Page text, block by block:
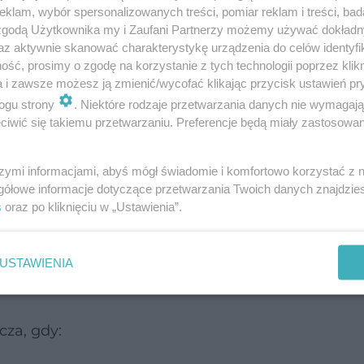
brzucha
pełen zakres ruchu. Trening i ćwiczenia
regularnym rozluźnianiu mięśni,
to zdrowy mięsień, zatem powinniśmy
kilka ćwiczeń rozluźniających i doprowadzić
gdy:
wybór spersonalizowanych treści, pomiar reklam i treści,
Użytkownika my i Zaufani Partnerzy możemy używać
aktywnie skanować charakterystykę urządzenia do celów
prosimy o zgodę na korzystanie z tych technologii poprzez
i zawsze możesz ją zmienić/wycofać klikając przycisk ustawień
strony
. Niektóre rodzaje przetwarzania danych nie
się takiemu przetwarzaniu. Preferencje będą miały
informacjami, abyś mógł świadomie i komfortowo korzystać z
informacje dotyczące przetwarzania Twoich danych
oraz po kliknięciu w „Ustawienia”.
USTAWIENIA